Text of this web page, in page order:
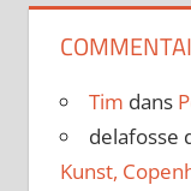
Tim dans
delafosse
Kunst,